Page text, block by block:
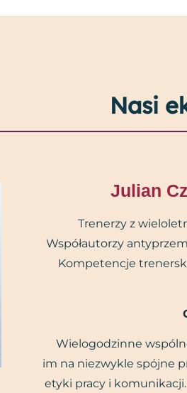
Nasi
Julian
Trenerzy z
Współautorzy
Kompetencje
Wielogodzinne
im na niezwykle spójne
etyki pracy i komunikacji.